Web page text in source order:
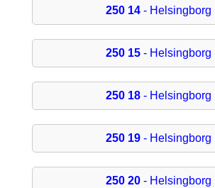
250 14 - Helsingborg
250 15 - Helsingborg
250 18 - Helsingborg
250 19 - Helsingborg
250 20 - Helsingborg